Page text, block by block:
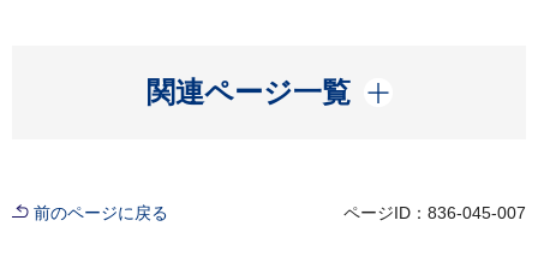
関連ページ一覧
開く
前のページに戻る ページID：836-045-007